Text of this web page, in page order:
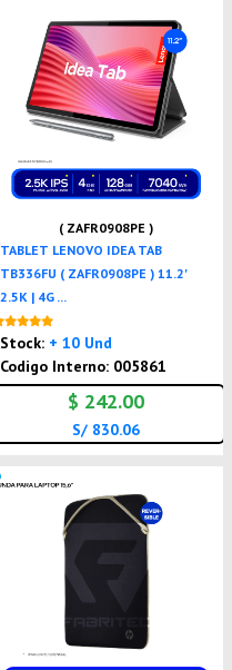
( ZAFR0908PE )
TABLET LENOVO IDEA TAB
TB336FU ( ZAFR0908PE ) 11.2'
2.5K | 4G ...
Stock: + 10 Und
Codigo Interno: 005861
$ 242.00
S/ 830.06